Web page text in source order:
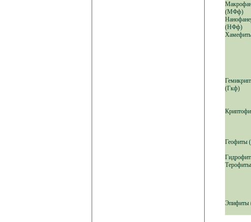
(МФф)
(НФф)
(Гкф)
Геофиты
Эпифиты